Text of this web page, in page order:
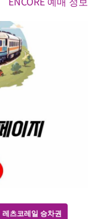
레츠코레일 승차권